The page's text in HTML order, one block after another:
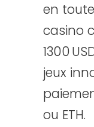
en
casino
1300
jeux
ou ETH.